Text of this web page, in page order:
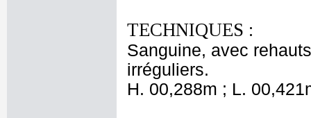
TECHNIQUES :
Sanguine, avec
irréguliers.
H. 00,288m ; L.